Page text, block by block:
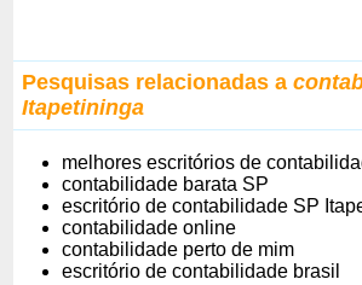
Pesquisas relacionadas a
Itapetininga
melhores escritórios de
contabilidade barata SP
escritório de contabilidade SP
contabilidade online
contabilidade perto de mim
escritório de contabilidade brasil